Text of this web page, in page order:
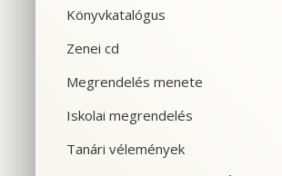
SPANYOL TANFOLYAM
CILS NYELVVIZSGA
Könyvkatalógus
Zenei cd
Megrendelés menete
Iskolai megrendelés
Tanári vélemények